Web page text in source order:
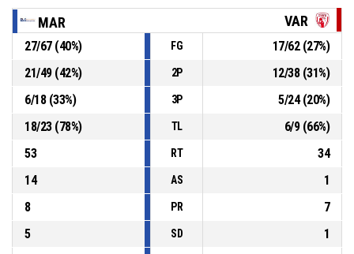
, Sostituzione - Esce
00:20
P4 00:20 4, Mistò E. , Sostituzione - Esce
MAR VAR
27/67(40%) FG 17/62(27%)
21/49(42%) 2P 12/38(31%)
6/18(33%) 3P 5/24(20%)
18/23(78%) TL 6/9(66%)
53
RT
34
14
AS
1
8
PR
7
5
SD
1